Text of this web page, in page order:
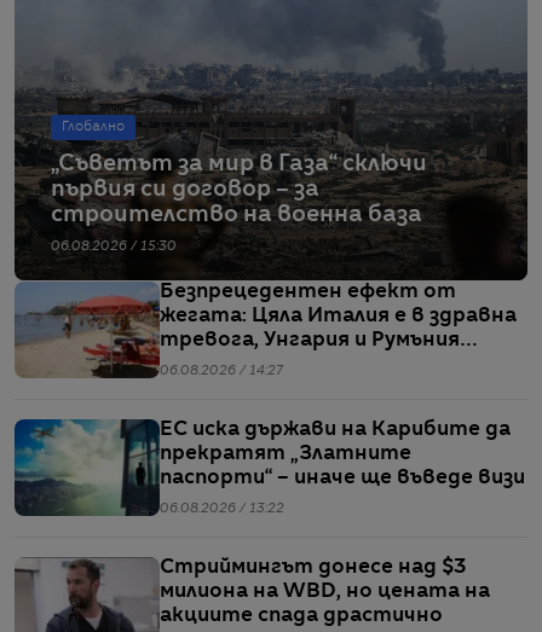
Глобално
„Съветът за мир в Газа“ сключи
първия си договор – за
строителство на военна база
06.08.2026 / 15:30
Безпрецедентен ефект от
жегата: Цяла Италия е в здравна
тревога, Унгария и Румъния
пестят електричество
06.08.2026 / 14:27
ЕС иска държави на Карибите да
прекратят „Златните
паспорти“ – иначе ще въведе визи
06.08.2026 / 13:22
Стриймингът донесе над $3
милиона на WBD, но цената на
акциите спада драстично